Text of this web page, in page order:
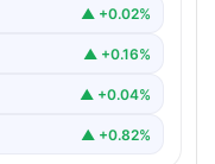
▲ +0.02%
▲ +0.16%
▲ +0.04%
▲ +0.82%